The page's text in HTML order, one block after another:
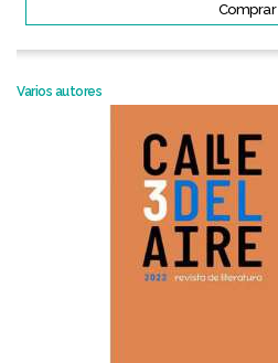
Comprar
Varios autores